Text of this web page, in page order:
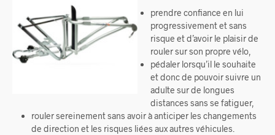
prendre confiance en lui
progressivement et sans
risque et d’avoir le plaisir de
rouler sur son propre vélo,
pédaler lorsqu’il le souhaite
et donc de pouvoir suivre un
adulte sur de longues
distances sans se fatiguer,
rouler sereinement sans avoir à anticiper les changements
de direction et les risques liées aux autres véhicules.